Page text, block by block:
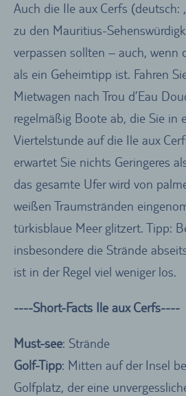
Auch die Ile aux Cerfs (deutsch:
zu den Mauritius-
verpassen sollten – auch, wenn
als ein Geheimtipp ist. Fahren
Mietwagen nach Trou d’Eau
regelmäßig Boote ab, die Sie in
Viertelstunde auf die Ile aux
erwartet Sie nichts Geringeres
das gesamte Ufer wird von
weißen Traumstränden
türkisblaue Meer glitzert. Tipp:
insbesondere die Strände
ist in der Regel viel weniger los.
----Short-Facts Ile aux Cerfs----
Must-see: Strände
Golf-Tipp: Mitten auf der Insel
Golfplatz, der eine